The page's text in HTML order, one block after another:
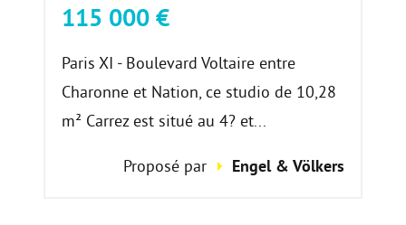
115 000 €
Paris XI - Boulevard Voltaire entre
Charonne et Nation, ce studio de 10,28
m² Carrez est situé au 4? et...
Proposé par Engel & Völkers